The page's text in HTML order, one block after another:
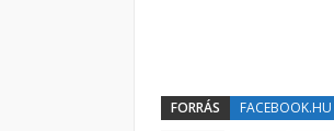
FORRÁS
FACEBOOK.HU